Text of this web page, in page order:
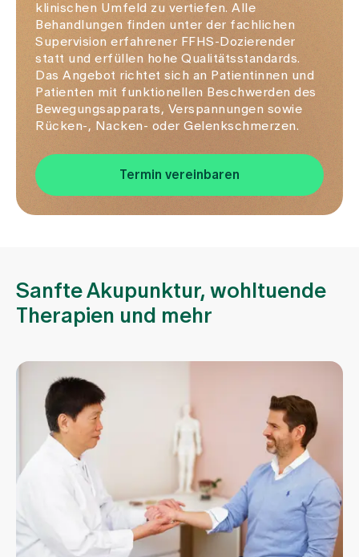
klinischen Umfeld zu vertiefen. Alle
Behandlungen finden unter der fachlichen
Supervision erfahrener FFHS-Dozierender
statt und erfüllen hohe Qualitätsstandards.
Das Angebot richtet sich an Patientinnen und
Patienten mit funktionellen Beschwerden des
Bewegungsapparats, Verspannungen sowie
Rücken-, Nacken- oder Gelenkschmerzen.
Termin vereinbaren
Sanfte Akupunktur, wohltuende
Therapien und mehr